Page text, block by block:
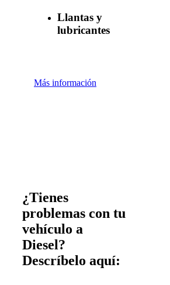
Llantas y
lubricantes
Más información
¿Tienes
problemas con tu
vehículo a
Diesel?
Descríbelo aquí: